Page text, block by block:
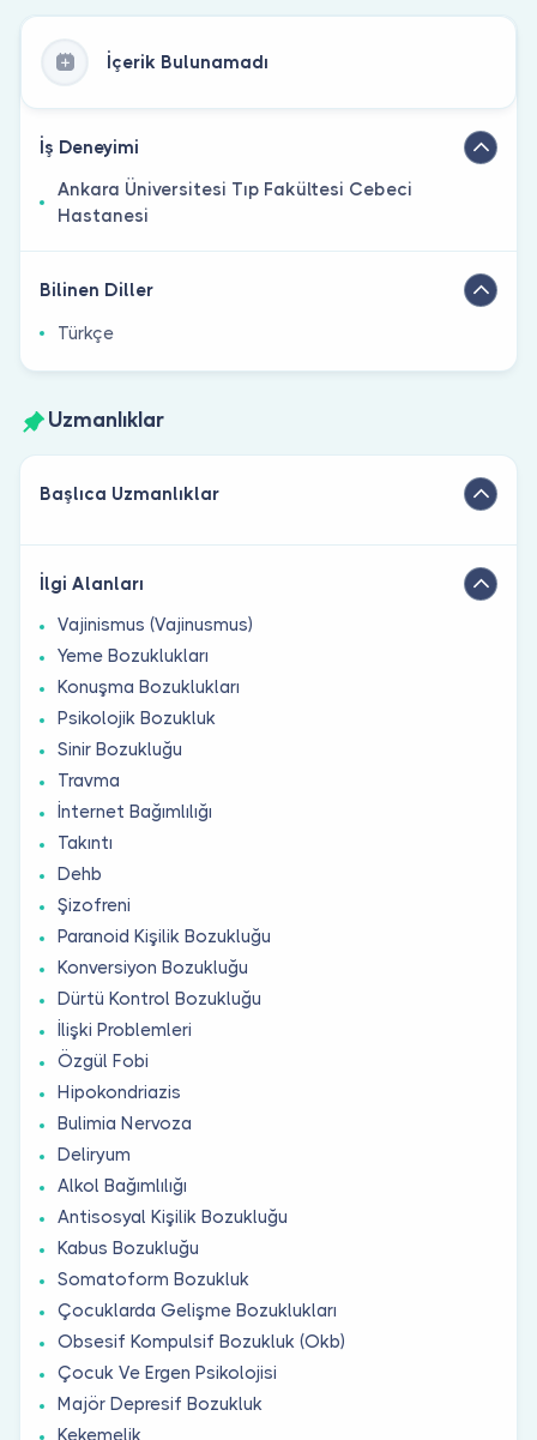
İçerik Bulunamadı
İş Deneyimi
Ankara Üniversitesi Tıp Fakültesi Cebeci
Hastanesi
Bilinen Diller
Türkçe
Uzmanlıklar
Başlıca Uzmanlıklar
İlgi Alanları
Vajinismus (Vajinusmus)
Yeme Bozuklukları
Konuşma Bozuklukları
Psikolojik Bozukluk
Sinir Bozukluğu
Travma
İnternet Bağımlılığı
Takıntı
Dehb
Şizofreni
Paranoid Kişilik Bozukluğu
Konversiyon Bozukluğu
Dürtü Kontrol Bozukluğu
İlişki Problemleri
Özgül Fobi
Hipokondriazis
Bulimia Nervoza
Deliryum
Alkol Bağımlılığı
Antisosyal Kişilik Bozukluğu
Kabus Bozukluğu
Somatoform Bozukluk
Çocuklarda Gelişme Bozuklukları
Obsesif Kompulsif Bozukluk (Okb)
Çocuk Ve Ergen Psikolojisi
Majör Depresif Bozukluk
Kekemelik